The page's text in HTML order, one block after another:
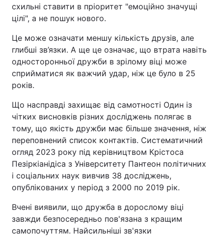
схильні ставити в пріоритет "емоційно значущі
цілі", а не пошук нового.
Це може означати меншу кількість друзів, але
глибші зв’язки. А ще це означає, що втрата навіть
односторонньої дружби в зрілому віці може
сприйматися як важчий удар, ніж це було в 25
років.
Що насправді захищає від самотності Один із
чітких висновків різних досліджень полягає в
тому, що якість дружби має більше значення, ніж
переповнений список контактів. Систематичний
огляд 2023 року під керівництвом Крістоса
Пезіркіанідіса з Університету Пантеон політичних
і соціальних наук вивчив 38 досліджень,
опублікованих у період з 2000 по 2019 рік.
Вчені виявили, що дружба в дорослому віці
завжди безпосередньо пов'язана з кращим
самопочуттям. Найсильніші зв'язки